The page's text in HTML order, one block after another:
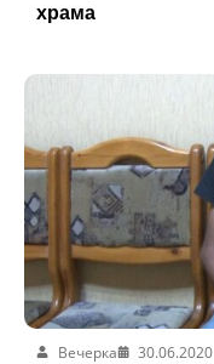
храма
Вечерка 30.06.2020